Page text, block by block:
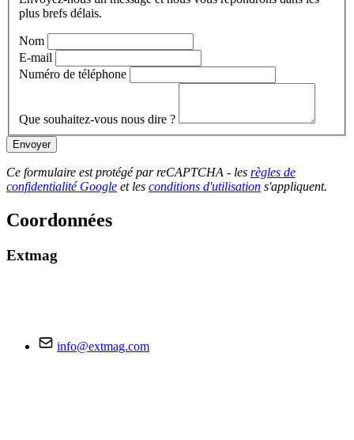
plus brefs délais.
Nom
E-mail
Numéro de téléphone
Que souhaitez-vous nous dire ?
Envoyer
Ce formulaire est protégé par reCAPTCHA - les règles de
confidentialité Google et les conditions d'utilisation s'appliquent.
Coordonnées
Extmag
info@extmag.com